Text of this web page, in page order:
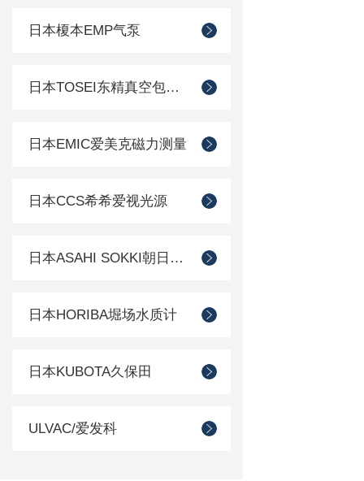
日本榎本EMP气泵
日本TOSEI东精真空包装机
日本EMIC爱美克磁力测量
日本CCS希希爱视光源
日本ASAHI SOKKI朝日测器
日本HORIBA堀场水质计
日本KUBOTA久保田
ULVAC/爱发科